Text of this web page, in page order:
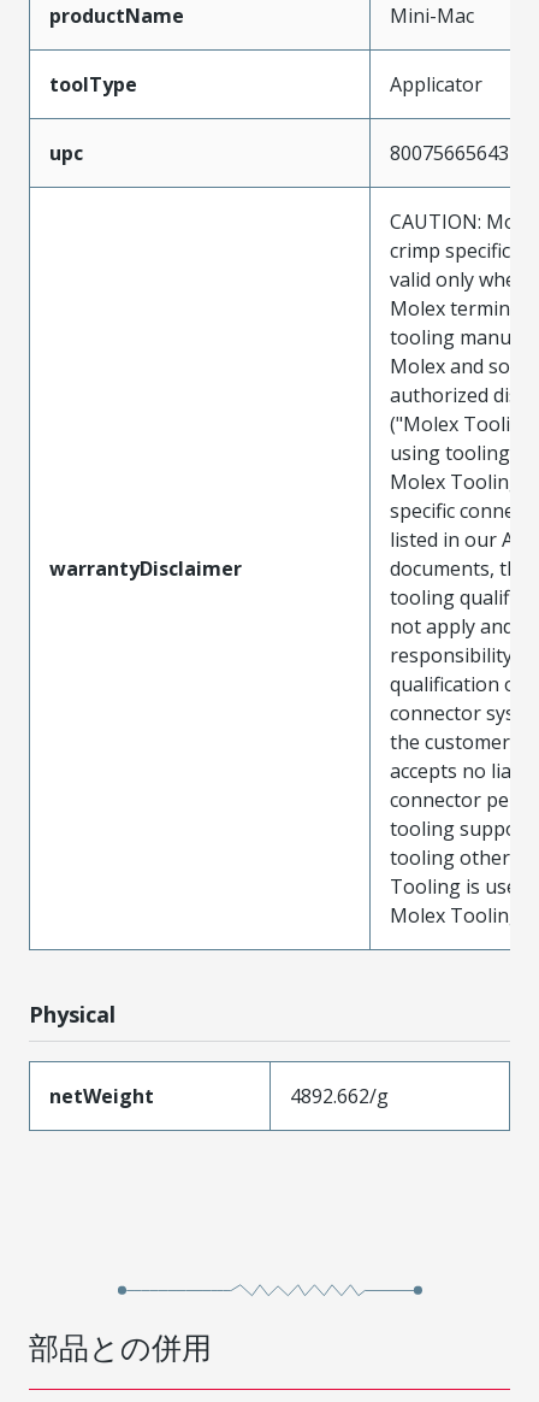
productName Mini-Mac
toolType Applicator
upc 800756656434
warrantyDisclaimer
CAUTION:
crimp
valid only when
Molex
tooling
Molex and sold
authorized
("Molex
using tooling
Molex Tooling
specific
listed in our ATS
documents, the
tooling
not apply and
responsibility
qualification of
connector
the customer.
accepts no
connector
tooling support
tooling other
Tooling is used
Molex Tooling
Physical
netWeight 4892.662/g
部品との併用